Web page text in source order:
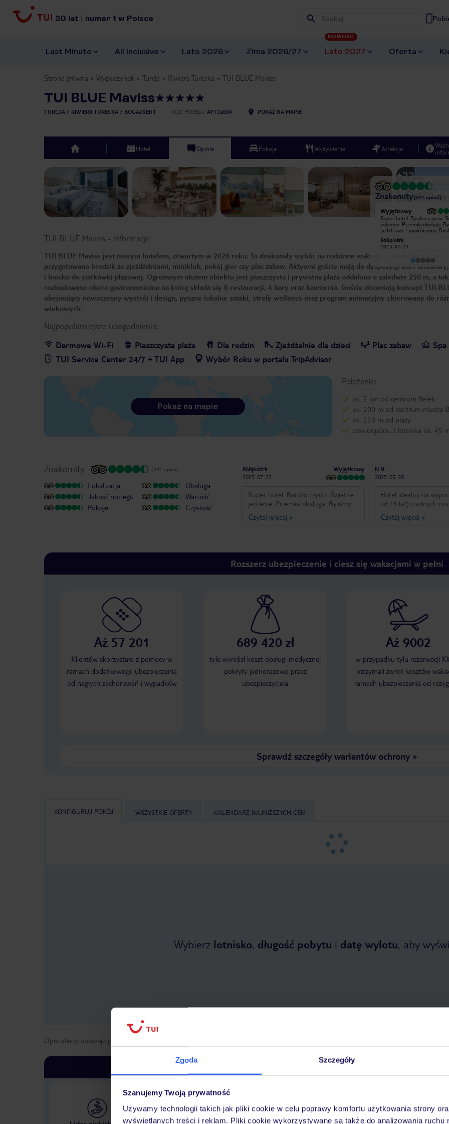
Zgoda Szczegóły
Szanujemy Twoją prywatność
Używamy technologii takich jak pliki cookie w celu poprawy komfortu użytkowania strony
wyświetlanych treści i reklam. Pliki cookie wykorzystywane są także do analizowania ruchu
30 lat | numer 1 w Polsce Wpisz frazę, której szukasz
Last Minute All Inclusive Lato 2026 Zima 2026/27 Lato 2027
NOWOŚĆ
Oferta
Strona główna Wypoczynek Turcja Riwiera Turecka TUI BLUE Maviss
TUI BLUE Maviss
TURCJA RIWIERA TURECKA BOGAZKENT KOD HOTELU AYT32009 POKAŻ NA MAPIE
top Hotel Opinie Pokoje Wyżywienie Atrakcje
Previous slide +22
Znakomity(691 opinii)
Bardzo dobry
Hotel dobry, przy plaży (szerokiej).
Jedzenie ok, chociaż jeśli ktoś był w
hotelach lepszej klasy np. Barut
może być rozczarowany...Różnica w
serwisie, utrzymaniu czystości,
serdeczności personelu duża...
Wyjątkowy
Super hotel. Bardzo czysto.
jedzenie. Przemiła obsługa.
jużb4 razy. I powtórzymy.
brakuje leżaków.
brak. Jedyny to taki że ze
późniejszego wymeldowania
868piotrk
2025-07-23
TUI BLUE Maviss - informacje
TUI BLUE Maviss jest nowym hotelem, otwartym w 2026 roku. To doskonały wybór na rodzinne wakacje - dla najmłodszych
przygotowano brodzik ze zjeżdżalniami, miniklub, pokój gier czy plac zabaw. Aktywni goście mają do dyspozycji kort
i boisko do siatkówki plażowej. Ogromnym atutem obiektu jest piaszczysta i prywatna plaża oddalona o zaledwie 250 m, a
rozbudowana oferta gastronomiczna na którą składa się 6 restauracji, 4 bary oraz kawiarnia. Goście doceniają koncept TUI
obejmujący nowoczesny wystrój i design, pyszne lokalne smaki, strefę wellness oraz program animacyjny skierowany do
wiekowych.
Najpopularniejsze udogodnienia:
Darmowe Wi-Fi
Piaszczysta plaża Dla rodzin Zjeżdżalnie dla dzieci Plac zabaw
Spa
TUI Service Center 24/7 + TUI App
Wybór Roku w portalu TripAdvisor
Położenie:
ok. 7 km od centrum Belek
ok. 200 m od centrum miasta
ok. 250 m od plaży
czas dojazdu z lotniska ok. 45
Pokaż na mapie
Znakomity (691 opinii)
Lokalizacja
Jakość noclegu
Pokoje
Obsługa
Wartość
Czystość
868piotrk
2025-07-23
Wyjątkowy
Super hotel. Bardzo czysto. Świetne
jedzenie. Przemiła obsługa. Byliśmy
jużb4 razy. I powtórzymy. Doskonała
szeroka ,piaszczysta plaża..nigdy nie
Czytaj więcej »
N N
2025-05-28
Hotel idealny na
od 16 lat) ;żadnych
(prawie codziennie od
występy-tancerze,
średnia wieku 60+ lat) -
życzliwi i uśmiechnięci
przy basenie; Wi-Fi
ośrodku włącznie z
spa, siłowni, bilard;w
kanały polskie),
uzupełniana napojami
włącznie z piwem.
wypoczynek na
Czytaj więcej »
Rozszerz ubezpieczenie i ciesz się wakacjami w pełni
Aż 57 201
Klientów skorzystało z pomocy w
ramach dodatkowego ubezpieczenia
od nagłych zachorowań i wypadków
689 420 zł
tyle wyniósł koszt obsługi medycznej
pokryty jednorazowo przez
ubezpieczyciela
Aż 9002
w przypadku tylu rezerwacji
otrzymali zwrot kosztów
ramach ubezpieczenia od
Sprawdź szczegóły wariantów ochrony»
KONFIGURUJ POKÓJ WSZYSTKIE OFERTY KALENDARZ NAJNIŻSZYCH CEN
Wybierz lotnisko, długość pobytu i datę wylotu, aby
Opis oferty obowiązuje dla wyjazdów w terminie
Dlaczego warto wybrać TUI?
Największe biuro podróży
Tylko u nas opieka na